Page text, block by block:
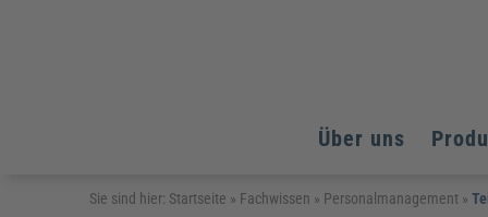
Über uns
Arbeitsschutz
Arbeitsschutz
Arbeitsschutz
Sie sind hier: Startseite » Fachwissen » Personalmanagement »